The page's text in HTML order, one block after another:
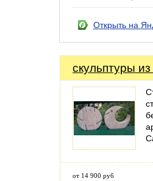
Открыть на
скульптуры
от 14 900 руб